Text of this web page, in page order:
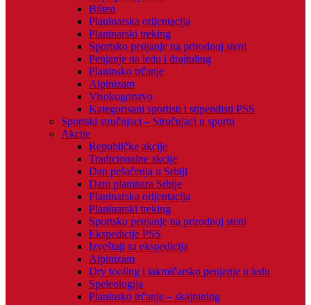
Bilten
Planinarska orijentacija
Planinarski treking
Sportsko penjanje na prirodnoj steni
Penjanje na ledu i drajtuling
Planinsko trčanje
Alpinizam
Visokogorstvo
Kategorisani sportisti i stipendisti PSS
Sportski stručnjaci – Stručnjaci u sportu
Akcije
Republičke akcije
Tradicionalne akcije
Dan pešačenja u Srbiji
Dani planinara Srbije
Planinarska orijentacija
Planinarski treking
Sportsko penjanje na prirodnoj steni
Ekspedicije PSS
Izveštaji sa ekspedicija
Alpinizam
Dry tooling i takmičarsko penjanje u ledu
Speleologija
Planinsko trčanje – skajraning